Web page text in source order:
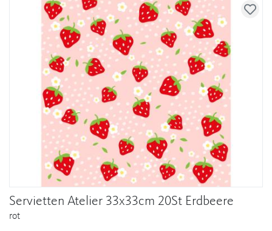
Servietten Atelier 33x33cm 20St Erdbeere
rot